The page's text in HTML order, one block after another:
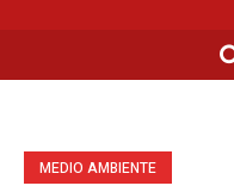
MEDIO AMBIENTE